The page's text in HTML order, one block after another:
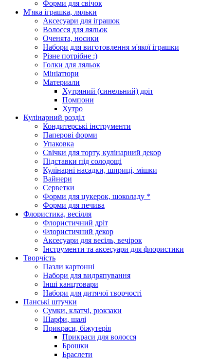
Форми для свічок
М'яка іграшка, ляльки
Аксесуари для іграшок
Волосся для ляльок
Оченята, носики
Набори для виготовлення м'якої іграшки
Різне потрібне :)
Голки для ляльок
Мініатюри
Материали
Хутряний (синельний) дріт
Помпони
Хутро
Кулінарний розділ
Кондитерські інструменти
Паперові форми
Упаковка
Свічки для торту, кулінарний декор
Підставки під солодощі
Кулінарні насадки, шприці, мішки
Вайнери
Серветки
Форми для цукерок, шоколаду *
Форми для печива
Флористика, весілля
Флористичний дріт
Флористичний декор
Аксесуари для весіль, вечірок
Інструменти та аксесуари для флористики
Творчість
Пазли картонні
Набори для видряпування
Інші канцтовари
Набори для дитячої творчості
Панські штучки
Сумки, клатчі, рюкзаки
Шарфи, шалі
Прикраси, біжутерія
Прикраси для волосся
Брошки
Браслети